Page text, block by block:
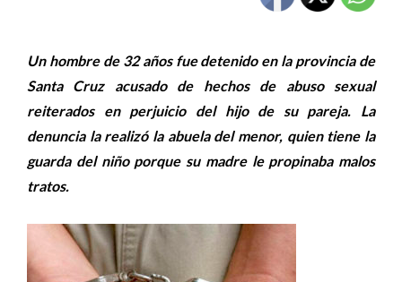
Un hombre de 32 años fue detenido en la provincia de
Santa Cruz acusado de hechos de abuso sexual
reiterados en perjuicio del hijo de su pareja. La
denuncia la realizó la abuela del menor, quien tiene la
guarda del niño porque su madre le propinaba malos
tratos.